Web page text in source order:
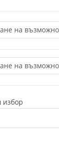
на
на
избор